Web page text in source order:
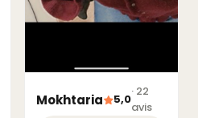
Mokhtaria 5,0
· 22
avis